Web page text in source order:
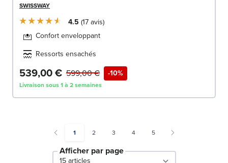
SWISSWAY
4.5 17avis
Confort enveloppant
Ressorts ensachés
539,00 € -10%
599,00 €
Livraison sous 1 à 2 semaines
You're currently reading page
1 Page
2 Page
3 Page
4 Page
5
Afficher par page